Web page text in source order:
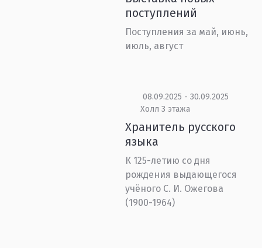
поступлений
Поступления за май, июнь,
июль, август
08.09.2025 - 30.09.2025
Холл 3 этажа
Хранитель русского
языка
К 125-летию со дня
рождения выдающегося
учёного С. И. Ожегова
(1900-1964)